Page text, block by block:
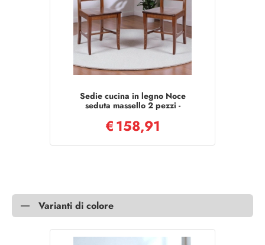
Sedie cucina in legno Noce
seduta massello 2 pezzi -
€158,91
Varianti di colore